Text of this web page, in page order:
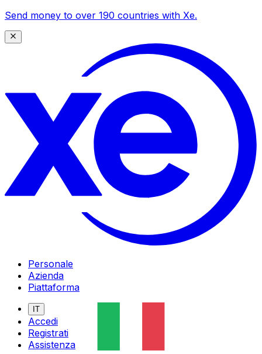
Send money to over 190 countries with Xe.
Personale
Azienda
Piattaforma
IT
Accedi
Registrati
Assistenza